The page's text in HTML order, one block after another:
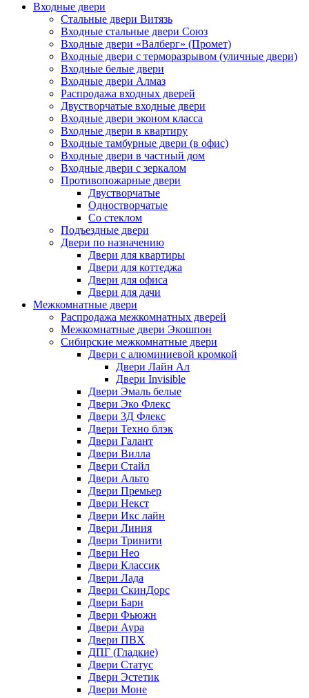
Входные двери
Стальные двери Витязь
Входные стальные двери Союз
Входные двери «Валберг» (Промет)
Входные двери с терморазрывом (уличные двери)
Входные белые двери
Входные двери Алмаз
Распродажа входных дверей
Двустворчатые входные двери
Входные двери эконом класса
Входные двери в квартиру
Входные тамбурные двери (в офис)
Входные двери в частный дом
Входные двери с зеркалом
Противопожарные двери
Двустворчатые
Одностворчатые
Со стеклом
Подъездные двери
Двери по назначению
Двери для квартиры
Двери для коттеджа
Двери для офиса
Двери для дачи
Межкомнатные двери
Распродажа межкомнатных дверей
Межкомнатные двери Экошпон
Сибирские межкомнатные двери
Двери с алюминиевой кромкой
Двери Лайн Ал
Двери Invisible
Двери Эмаль белые
Двери Эко Флекс
Двери 3Д Флекс
Двери Техно блэк
Двери Галант
Двери Вилла
Двери Стайл
Двери Альто
Двери Премьер
Двери Некст
Двери Икс лайн
Двери Линия
Двери Тринити
Двери Нео
Двери Классик
Двери Лада
Двери СкинДорс
Двери Барн
Двери Фьюжн
Двери Аура
Двери ПВХ
ДПГ (Гладкие)
Двери Статус
Двери Эстетик
Двери Моне